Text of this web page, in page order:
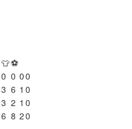
👕⚽
0 0 00
3 6 1 0
3 2 1 0
6 8 20